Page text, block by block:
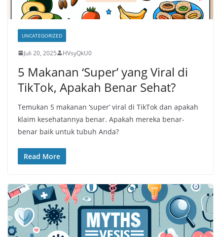
UNCATEGORIZED
Juli 20, 2025 HVsyQkU0
5 Makanan ‘Super’ yang Viral di
TikTok, Apakah Benar Sehat?
Temukan 5 makanan ‘super’ viral di TikTok dan apakah
klaim kesehatannya benar. Apakah mereka benar-
benar baik untuk tubuh Anda?
Read More